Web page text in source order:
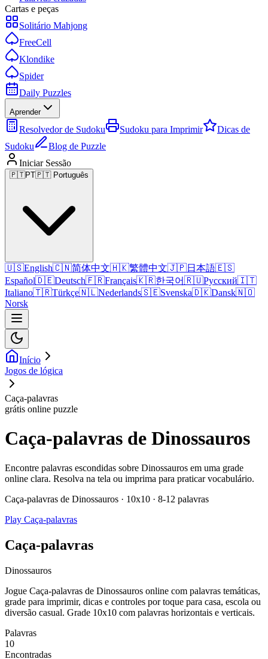
Cartas e peças
Solitário Mahjong
FreeCell
Klondike
Spider
Daily Puzzles
Aprender
Resolvedor de Sudoku Sudoku para Imprimir
Dicas de
Sudoku
Blog de Puzzle
Iniciar Sessão
🇵🇹PT🇵🇹 Português
🇺🇸English🇨🇳简体中文🇭🇰繁體中文🇯🇵日本語🇪🇸
Español🇩🇪Deutsch🇫🇷Français🇰🇷한국어🇷🇺Русский🇮🇹
Italiano🇹🇷Türkçe🇳🇱Nederlands🇸🇪Svenska🇩🇰Dansk🇳🇴
Norsk
Início
Jogos de lógica
Caça-palavras
grátis online puzzle
Caça-palavras de Dinossauros
Encontre palavras escondidas sobre Dinossauros em uma grade
online clara. Resolva na tela ou imprima para praticar vocabulário.
Caça-palavras de Dinossauros · 10x10 · 8-12 palavras
Play Caça-palavras
Caça-palavras
Dinossauros
Jogue Caça-palavras de Dinossauros online com palavras temáticas,
grade para imprimir, dicas e controles por toque para casa, escola ou
diversão casual. Grade 10x10 com palavras horizontais e verticais.
Palavras
10
Encontradas